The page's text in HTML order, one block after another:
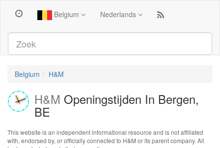
Belgium Nederlands
Belgium H&M
H&M Openingstijden In Bergen,
BE
This website is an independent informational resource and is not affiliated
with, endorsed by, or officially connected to H&M or its parent company. All